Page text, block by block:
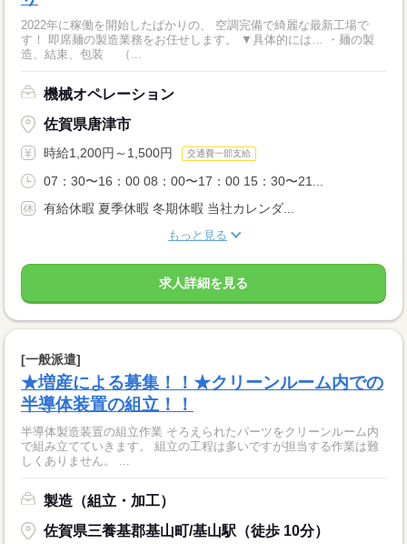
2022年に稼働を開始したばかりの、 空調完備で綺麗な最新工場で
す！ 即席麺の製造業務をお任せします。 ▼具体的には… ・麺の製
造、結束、包装 （...
機械オペレーション
佐賀県唐津市
時給1,200円～1,500円 交通費一部支給
07：30〜16：00 08：00〜17：00 15：30〜21...
有給休暇 夏季休暇 冬期休暇 当社カレンダ...
もっと見る
求人詳細を見る
[一般派遣]
★増産による募集！！★クリーンルーム内での
半導体装置の組立！！
半導体製造装置の組立作業 そろえられたパーツをクリーンルーム内
で組み立てていきます。 組立の工程は多いですが担当する作業は難
しくありません。 ...
製造（組立・加工）
佐賀県三養基郡基山町/基山駅（徒歩 10分）